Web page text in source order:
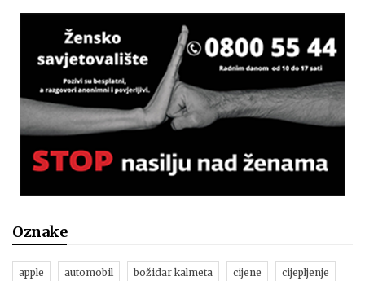
Oznake
apple automobil božidar kalmeta cijene cijepljenje